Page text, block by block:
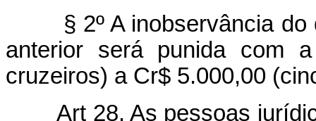
§ 2º A inobservância do
anterior será punida com
cruzeiros) a Cr$ 5.000,00
Art 28. As pessoas